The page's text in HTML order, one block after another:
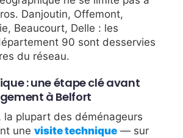
Danjoutin, Offemont,
Beaucourt, Delle : les
90 sont desservies
du réseau.
: une étape clé avant
à Belfort
la plupart des déménageurs
une visite technique — sur